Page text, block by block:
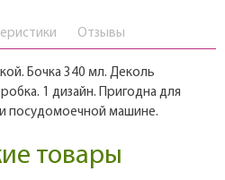
Отзывы
Бочка 340 мл. Деколь
1 дизайн. Пригодна для
посудомоечной машине.
товары